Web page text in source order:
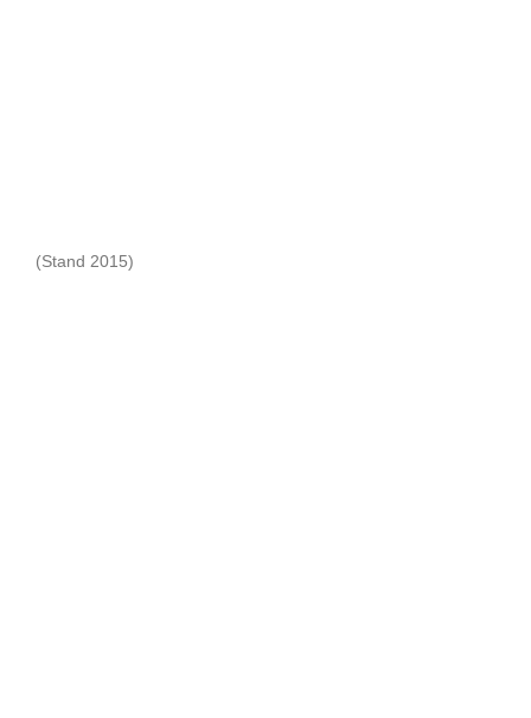
(Stand 2015)